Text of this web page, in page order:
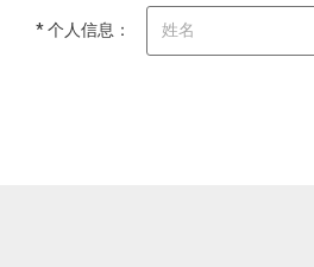
* 个人信息：